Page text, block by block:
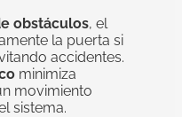
obstáculos, el
la puerta si
accidentes.
minimiza
movimiento
sistema.